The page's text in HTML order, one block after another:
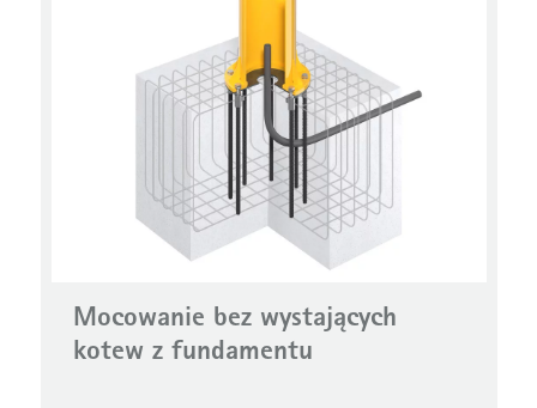
Mocowanie bez wystających
kotew z fundamentu